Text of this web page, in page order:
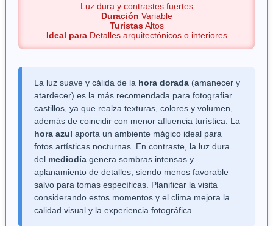
Luz dura y contrastes fuertes
Duración Variable
TuristasAltos
Ideal paraDetalles arquitectónicos o interiores
La luz suave y cálida de la hora dorada (amanecer y
atardecer) es la más recomendada para fotografiar
castillos, ya que realza texturas, colores y volumen,
además de coincidir con menor afluencia turística. La
hora azul aporta un ambiente mágico ideal para
fotos artísticas nocturnas. En contraste, la luz dura
del mediodía genera sombras intensas y
aplanamiento de detalles, siendo menos favorable
salvo para tomas específicas. Planificar la visita
considerando estos momentos y el clima mejora la
calidad visual y la experiencia fotográfica.